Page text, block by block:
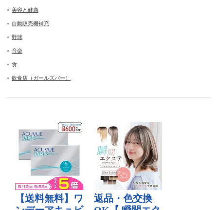
美容と健康
自動販売機補充
野球
音楽
食
飲食店（ガールズバー）